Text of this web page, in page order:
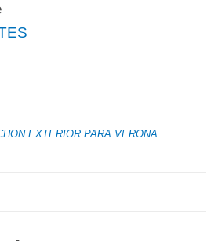
EXTERIOR PARA VERONA